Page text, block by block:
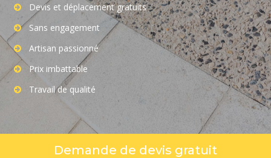
Devis et déplacement gratuits
Sans engagement
Artisan passionné
Prix imbattable
Travail de qualité
Demande de devis gratuit